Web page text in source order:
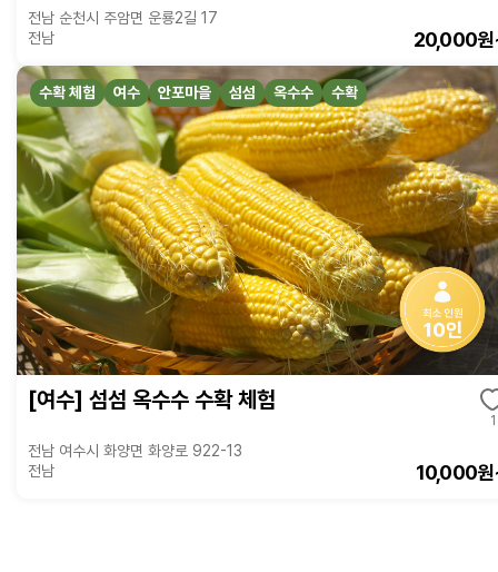
전남 순천시 주암면 운룡2길 17
전남
20,000
수확 체험 여수 안포마을 섬섬 옥수수 수확
[여수] 섬섬 옥수수 수확 체험
1
전남 여수시 화양면 화양로 922-13
전남
10,000